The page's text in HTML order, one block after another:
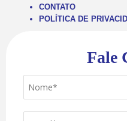
CONTATO
POLÍTICA DE
Fale